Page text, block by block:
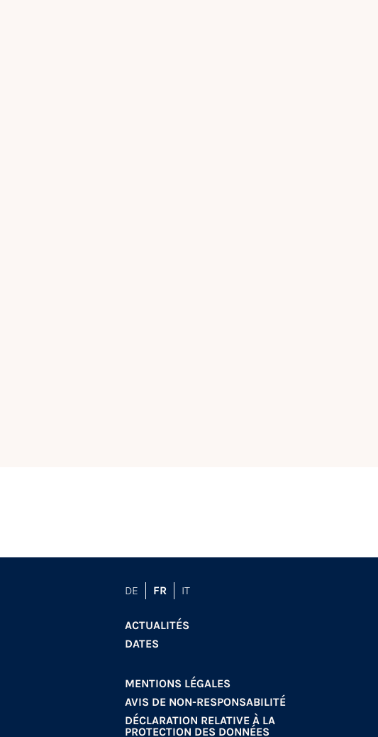
DE FR IT
ACTUALITÉS
DATES
MENTIONS LÉGALES
AVIS DE NON-RESPONSABILITÉ
DÉCLARATION RELATIVE À LA
PROTECTION DES DONNÉES